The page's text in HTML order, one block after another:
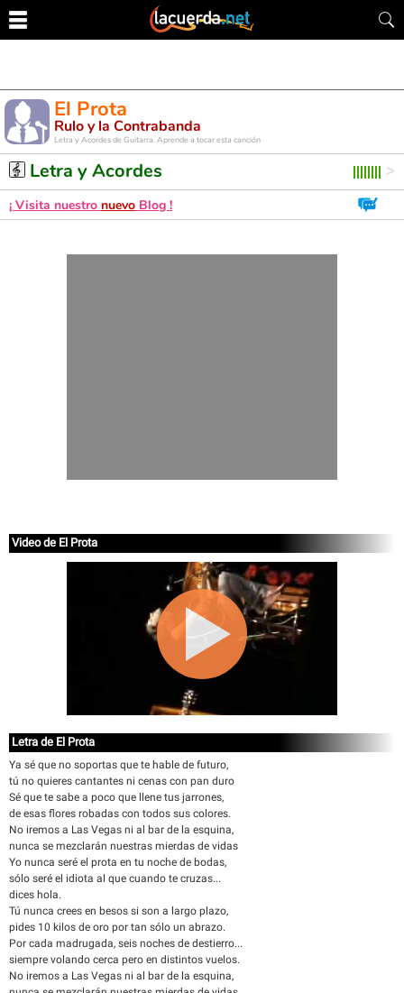
El Prota
Rulo y la Contrabanda
Letra y Acordes de Guitarra. Aprende a tocar esta canción
Letra y Acordes
¡ Visita nuestro nuevo Blog !
Video de El Prota
Letra de El Prota
Ya sé que no soportas que te hable de futuro,
tú no quieres cantantes ni cenas con pan duro
Sé que te sabe a poco que llene tus jarrones,
de esas flores robadas con todos sus colores.
No iremos a Las Vegas ni al bar de la esquina,
nunca se mezclarán nuestras mierdas de vidas
Yo nunca seré el prota en tu noche de bodas,
sólo seré el idiota al que cuando te cruzas...
dices hola.
Tú nunca crees en besos si son a largo plazo,
pides 10 kilos de oro por tan sólo un abrazo.
Por cada madrugada, seis noches de destierro...
siempre volando cerca pero en distintos vuelos.
No iremos a Las Vegas ni al bar de la esquina,